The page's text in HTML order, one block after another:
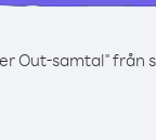
Out-samtal" från